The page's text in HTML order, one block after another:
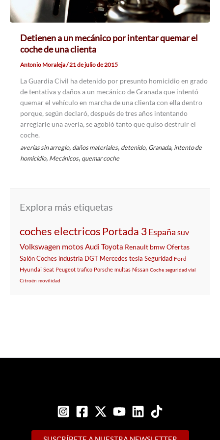
Detienen a un mecánico por intentar quemar el
coche de una clienta
Antonio Moraleja/21 de julio de 2015
La Guardia Civil ha detenido por presunto homicidio en grado
de tentativa y daños a un mecánico de Granada que intentó
quemar el vehículo en marcha de una clienta con ella dentro
porque, según declaró, después de tres años intentando
arreglarle una avería, se agobió tanto que quiso destruir el
coche.
averías sin arreglo, daños materiales, detenido, Granada, intento de
homicidio, Mecánicos, quemar coche
Explora más etiquetas
coches electricos Portada 3España suv
Volkswagen motosAudi Toyota Renault bmwOfertas
SalónCoches industria DGT Mercedes tesla Seguridad Ford
Hyundai Seat Peugeot trafico Porsche multas Nissan Coche seguridad vial
Citroën movilidad